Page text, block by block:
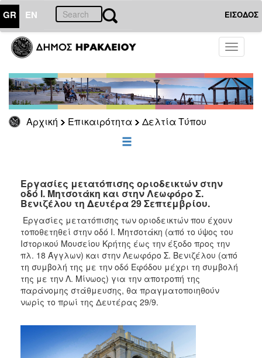
GR EN ΕΙΣΟΔΟΣ
Toggle
Αρχική Επικαιρότητα Δελτία Τύπου
ΕΠΙΚΑΙΡΟΤΗΤΑ
Τύπου
Αρχείο
ΕΠΙΣΚΕΠΤΗΣ
ΗΡΑΚΛΕΙΟ
Εργασίες μετατόπισης οριοδεικτών στην
οδό Ι. Μητσοτάκη και στην Λεωφόρο Σ.
Βενιζέλου τη Δευτέρα 29 Σεπτεμβρίου.
Εργασίες μετατόπισης των οριοδεικτών που έχουν
τοποθετηθεί στην οδό Ι. Μητσοτάκη (από το ύψος του
Ιστορικού Μουσείου Κρήτης έως την έξοδο προς την
πλ. 18 Άγγλων) και στην Λεωφόρο Σ. Βενιζέλου (από
τη συμβολή της με την οδό Εφόδου μέχρι τη συμβολή
της με την Λ. Μίνωος) για την αποτροπή της
παράνομης στάθμευσης, θα πραγματοποιηθούν
νωρίς το πρωί της Δευτέρας 29/9.